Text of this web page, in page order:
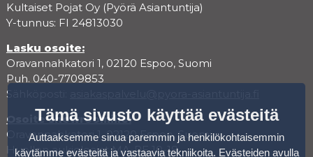
Kultaiset Pojat Oy (Pyörä Asiantuntija)
Y-tunnus: FI 24813030
Lasku osoite:
Oravannahkatori 1, 02120 Espoo, Suomi
Puh. 040-7709853
Sähköposti:
Osoite showroomille:
Oravannahkatori 1, 02120 Espoo, Suomi
Huollon aukioloajat MA-PE 10-18
Tämä sivusto käyttää evästeitä
Auttaaksemme sinua paremmin ja henkilökohtaisemmin
käytämme evästeitä ja vastaavia tekniikoita. Evästeiden avulla